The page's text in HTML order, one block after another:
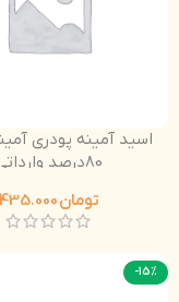
اسید آمینه پودری
80درصد وارداتی
تومان
-15%